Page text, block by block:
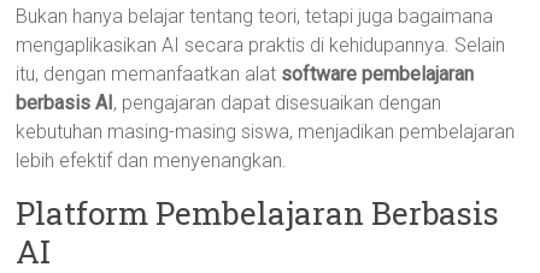
Bukan hanya belajar tentang teori, tetapi juga bagaimana
mengaplikasikan AI secara praktis di kehidupannya. Selain
itu, dengan memanfaatkan alat software pembelajaran
berbasis AI, pengajaran dapat disesuaikan dengan
kebutuhan masing-masing siswa, menjadikan pembelajaran
lebih efektif dan menyenangkan.
Platform Pembelajaran Berbasis
AI